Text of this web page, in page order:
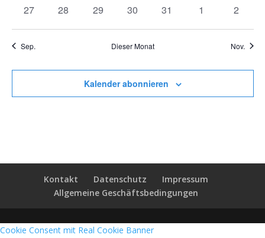
0
27
0
28
0
29
0
30
0
31
0
1
0
2
Sep. Dieser Monat Nov.
Kalender abonnieren
Kontakt Datenschutz
Impressum
Allgemeine Geschäftsbedingungen
Cookie Consent mit Real Cookie Banner